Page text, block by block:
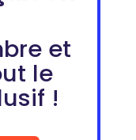
et
le
!